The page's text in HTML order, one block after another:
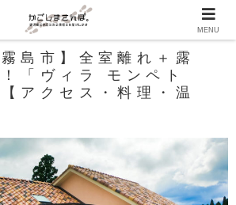
霧島市】全室離れ＋露
「ヴィラ モンペト
アクセス・料理・温
MENU